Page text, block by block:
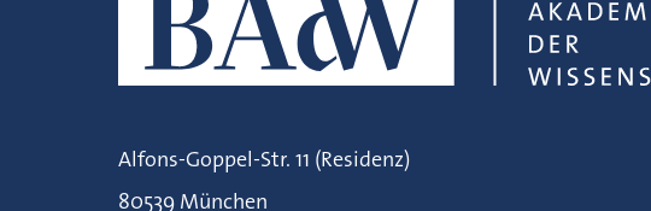
Alfons-Goppel-Str. 11 (Residenz)
80539 München